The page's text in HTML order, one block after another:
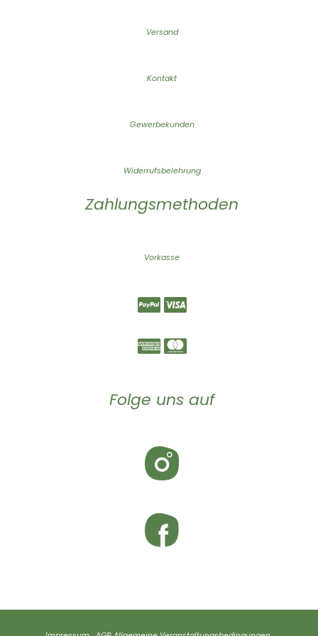
Versand
Kontakt
Gewerbekunden
Widerrufsbelehrung
Zahlungsmethoden
Vorkasse
Folge uns auf